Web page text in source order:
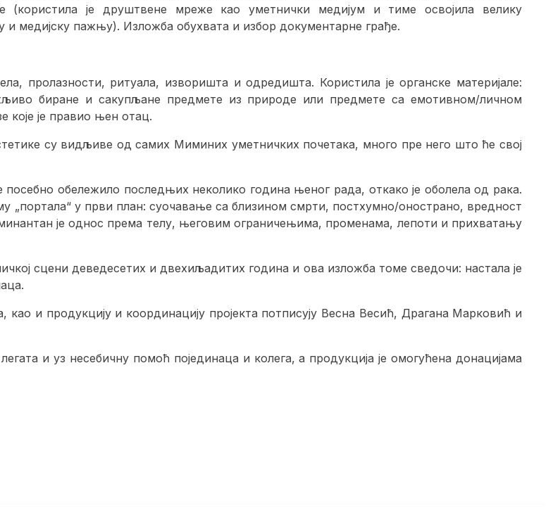
(користила је друштвене мреже као уметнички медијум и тиме освојила велику
и медијску пажњу). Изложба обухвата и избор документарне грађе.
пролазности, ритуала, изворишта и одредишта. Користила је органске материјале:
биране и сакупљане предмете из природе или предмете са емотивном/личном
које је правио њен отац.
су видљиве од самих Миминих уметничких почетака, много пре него што ће свој
обележило последњих неколико година њеног рада, откако је оболела од рака.
„портала“у први план: суочавање са близином смрти, постхумно/онострано, вредност
је однос према телу, његовим ограничењима, променама, лепоти и прихватању
сцени деведесетих и двехиљадитих година и ова изложба томе сведочи: настала је
и продукцију и координацију пројекта потписују Весна Весић, Драгана Марковић и
и уз несебичну помоћ појединаца и колега, а продукција је омогућена донацијама